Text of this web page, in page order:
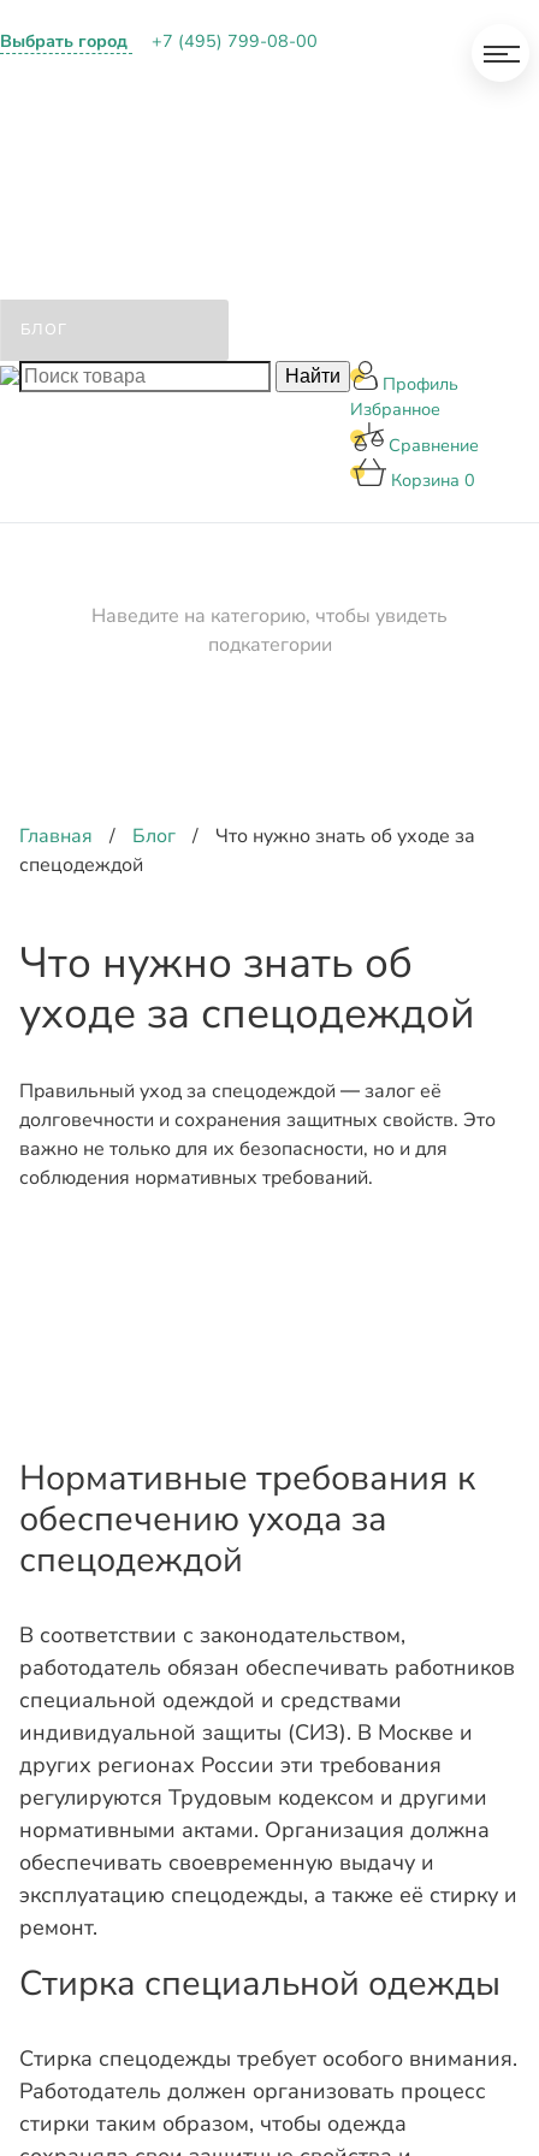
Выбрать город +7 (495) 799-08-00
БЛОГ
Профиль
Избранное
Сравнение
Корзина 0
Наведите на категорию, чтобы увидеть
подкатегории
Главная / Блог /
Что нужно знать об уходе за
спецодеждой
Что нужно знать об
уходе за спецодеждой
Правильный уход за спецодеждой — залог её
долговечности и сохранения защитных свойств. Это
важно не только для их безопасности, но и для
соблюдения нормативных требований.
Нормативные требования к
обеспечению ухода за
спецодеждой
В соответствии с законодательством,
работодатель обязан обеспечивать работников
специальной одеждой и средствами
индивидуальной защиты (СИЗ). В Москве и
других регионах России эти требования
регулируются Трудовым кодексом и другими
нормативными актами. Организация должна
обеспечивать своевременную выдачу и
эксплуатацию спецодежды, а также её стирку и
ремонт.
Стирка специальной одежды
Стирка спецодежды требует особого внимания.
Работодатель должен организовать процесс
стирки таким образом, чтобы одежда